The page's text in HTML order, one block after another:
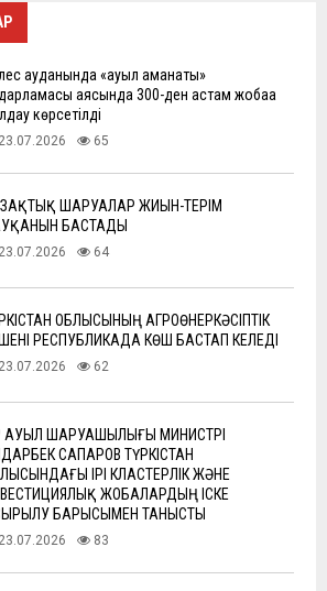
ауданында «ауыл аманаты»
аясында 300-ден астам жобаға
көрсетілді
23.07.2026 65
ШАРУАЛАР ЖИЫН-ТЕРІМ
БАСТАДЫ
23.07.2026 64
ОБЛЫСЫНЫҢ АГРОӨНЕРКӘСІПТІК
РЕСПУБЛИКАДА КӨШ БАСТАП КЕЛЕДІ
23.07.2026 62
АУЫЛ ШАРУАШЫЛЫҒЫ МИНИСТРІ
САПАРОВ ТҮРКІСТАН
ІРІ КЛАСТЕРЛІК ЖӘНЕ
ЖОБАЛАРДЫҢ ІСКЕ
БАРЫСЫМЕН ТАНЫСТЫ
23.07.2026 83